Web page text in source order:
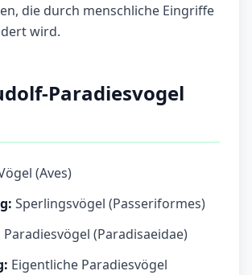
die durch menschliche Eingriffe
wird.
Paradiesvogel
(Aves)
Sperlingsvögel (Passeriformes)
Paradiesvögel (Paradisaeidae)
Eigentliche Paradiesvögel